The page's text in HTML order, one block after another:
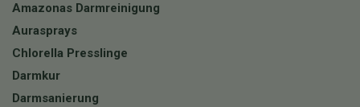
Amazonas Darmreinigung
Aurasprays
Chlorella Presslinge
Darmkur
Darmsanierung